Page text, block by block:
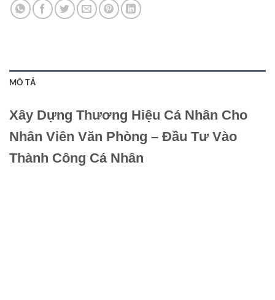
MÔ TẢ
Xây Dựng Thương Hiệu Cá Nhân Cho
Nhân Viên Văn Phòng – Đầu Tư Vào
Thành Công Cá Nhân